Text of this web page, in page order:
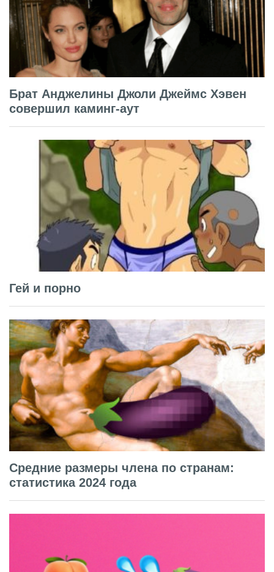
Брат Анджелины Джоли Джеймс Хэвен
совершил каминг-аут
Гей и порно
Средние размеры члена по странам:
статистика 2024 года